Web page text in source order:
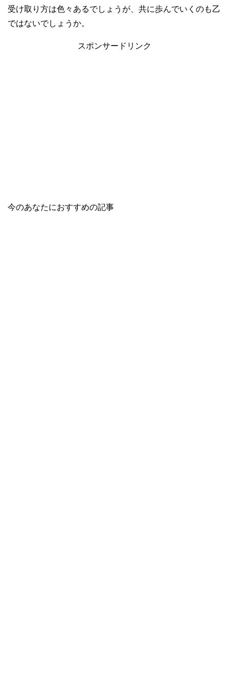
受け取り方は色々あるでしょうが、共に歩んでいくのも乙
ではないでしょうか。
スポンサードリンク
今のあなたにおすすめの記事